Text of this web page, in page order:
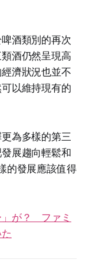
酒類別的再次
酒仍然呈現高
濟狀況也並不
以維持現有的
為多樣的第三
展趨向輕鬆和
的發展應該值得
」が？ ファミ